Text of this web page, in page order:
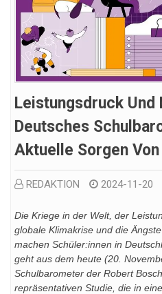
Leistungsdruck Und
Deutsches
Aktuelle Sorgen
REDAKTION 2024-11-20
Die Kriege in der Welt, der
globale Klimakrise und die
machen Schüler:innen in
geht aus dem heute (20.
Schulbarometer der Robert
repräsentativen Studie, die in